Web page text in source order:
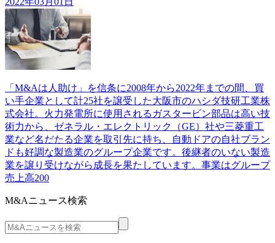
「M&Aは人助け」を信条に2008年から2022年までの間、買
い手企業として計25社を譲受した大阪市のハシダ技研工業株
式会社。火力発電所に使用されるガスタービン部品は高い技
術力から、ゼネラル・エレクトリック（GE）社や三菱重工
業など名だたる企業を取引先に持ち、自動ドアの自社ブラン
ドも好調な製造業のグループ企業です。後継者のいない製造
業を譲り受けながら成長を果たしています。事業はグループ
売上高200
M&Aニュース検索